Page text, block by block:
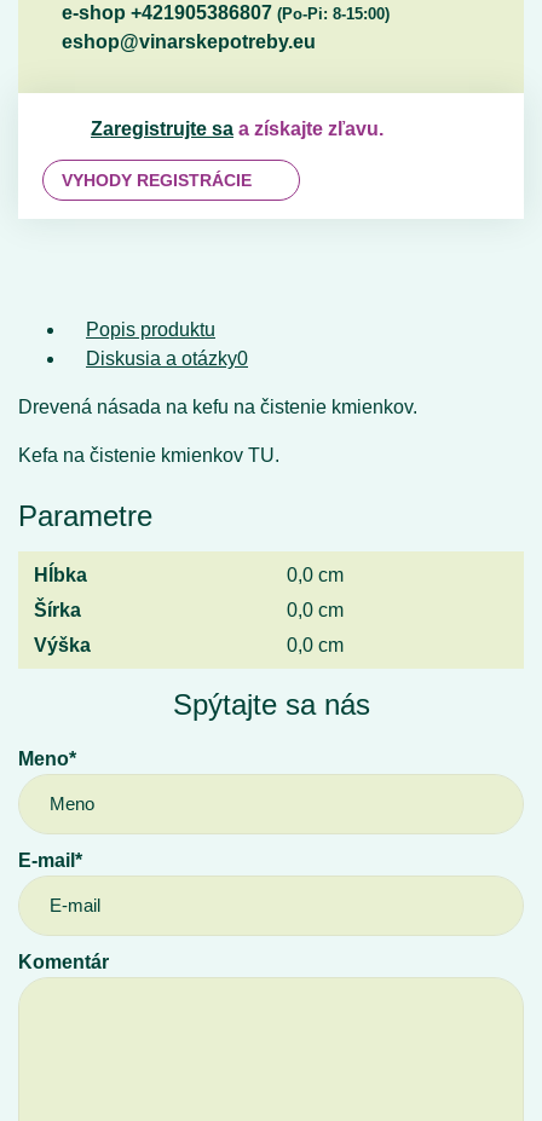
e-shop +421905386807 (Po-Pi: 8-15:00)
eshop@vinarskepotreby.eu
Zaregistrujte sa a získajte zľavu.
VYHODY REGISTRÁCIE
Popis produktu
Diskusia a otázky0
Drevená násada na kefu na čistenie kmienkov.
Kefa na čistenie kmienkov TU.
Parametre
Hĺbka
0,0 cm
Šírka
0,0 cm
Výška
0,0 cm
Spýtajte sa nás
Meno*
E-mail*
Komentár